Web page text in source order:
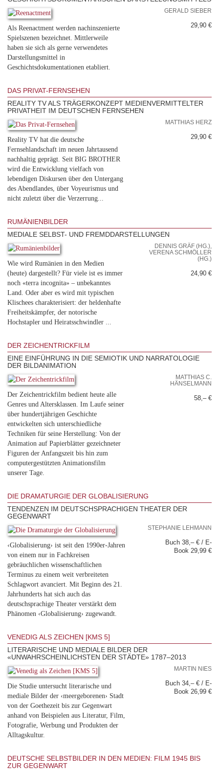
Als Reenactment werden nachinszenierte
Spielszenen bezeichnet. Mittlerweile
haben sie sich als gerne verwendetes
Darstellungsmittel in
Geschichtsdokumentationen etabliert.
GERALD SIEBER
29,90 €
DAS PRIVAT-FERNSEHEN
REALITY TV ALS TRÄGERKONZEPT MEDIENVERMITTELTER
PRIVATHEIT IM DEUTSCHEN FERNSEHEN
Reality TV hat die deutsche
Fernsehlandschaft im neuen Jahrtausend
nachhaltig geprägt. Seit BIG BROTHER
wird die Entwicklung vielfach von
lebendigen Diskursen über den Untergang
des Abendlandes, über Voyeurismus und
nicht zuletzt über die Verzerrung...
MATTHIAS HERZ
29,90 €
RUMÄNIENBILDER
MEDIALE SELBST- UND FREMDDARSTELLUNGEN
Wie wird Rumänien in den Medien
(heute) dargestellt? Für viele ist es immer
noch «terra incognita» – unbekanntes
Land. Oder aber es wird mit typischen
Klischees charakterisiert: der heldenhafte
Freiheitskämpfer, der notorische
Hochstapler und Heiratsschwindler ...
DENNIS GRÄF (HG.),
VERENA SCHMÖLLER
(HG.)
24,90 €
DER ZEICHENTRICKFILM
EINE EINFÜHRUNG IN DIE SEMIOTIK UND NARRATOLOGIE
DER BILDANIMATION
Der Zeichentrickfilm bedient heute alle
Genres und Altersklassen. Im Laufe seiner
über hundertjährigen Geschichte
entwickelten sich unterschiedliche
Techniken für seine Herstellung: Von der
Animation auf Papierblätter gezeichneter
Figuren der Anfangszeit bis hin zum
computergestützten Animationsfilm
unserer Tage.
MATTHIAS C.
HÄNSELMANN
58,– €
DIE DRAMATURGIE DER GLOBALISIERUNG
TENDENZEN IM DEUTSCHSPRACHIGEN THEATER DER
GEGENWART
‹Globalisierung› ist seit den 1990er-Jahren
von einem nur in Fachkreisen
gebräuchlichen wissenschaftlichen
Terminus zu einem weit verbreiteten
Schlagwort avanciert. Mit Beginn des 21.
Jahrhunderts hat sich auch das
deutschsprachige Theater verstärkt dem
Phänomen ‹Globalisierung› zugewandt.
STEPHANIE LEHMANN
Buch 38,– € / E-
Book 29,99 €
VENEDIG ALS ZEICHEN [KMS 5]
LITERARISCHE UND MEDIALE BILDER DER
«UNWAHRSCHEINLICHSTEN DER STÄDTE» 1787–2013
Die Studie untersucht literarische und
mediale Bilder der ‹meergeborenen› Stadt
von der Goethezeit bis zur Gegenwart
anhand von Beispielen aus Literatur, Film,
Fotografie, Werbung und Produkten der
Alltagskultur.
MARTIN NIES
Buch 34,– € / E-
Book 26,99 €
DEUTSCHE SELBSTBILDER IN DEN MEDIEN: FILM 1945 BIS
ZUR GEGENWART